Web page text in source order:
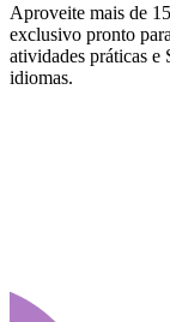
Aproveite mais de
exclusivo pronto
atividades práticas e
idiomas.